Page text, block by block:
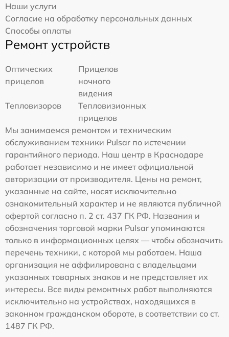
Наши услуги
Согласие на обработку персональных данных
Способы оплаты
Ремонт устройств
Оптических
прицелов
Прицелов
ночного
видения
Тепловизоров
Тепловизионных
прицелов
Мы занимаемся ремонтом и техническим
обслуживанием техники Pulsar по истечении
гарантийного периода. Наш центр в Краснодаре
работает независимо и не имеет официальной
авторизации от производителя. Цены на ремонт,
указанные на сайте, носят исключительно
ознакомительный характер и не являются публичной
офертой согласно п. 2 ст. 437 ГК РФ. Названия и
обозначения торговой марки Pulsar упоминаются
только в информационных целях — чтобы обозначить
перечень техники, с которой мы работаем. Наша
организация не аффилирована с владельцами
указанных товарных знаков и не представляет их
интересы. Все виды ремонтных работ выполняются
исключительно на устройствах, находящихся в
законном гражданском обороте, в соответствии со ст.
1487 ГК РФ.